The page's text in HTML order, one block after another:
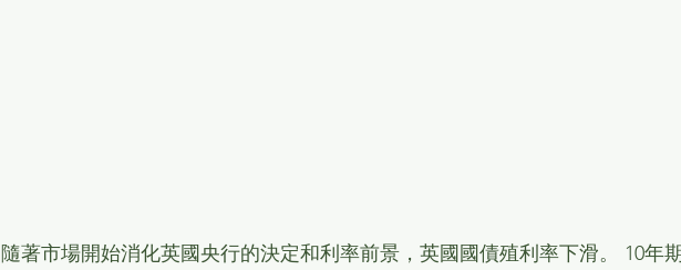
隨著市場開始消化英國央行的決定和利率前景，英國國債殖利率下滑。 10年